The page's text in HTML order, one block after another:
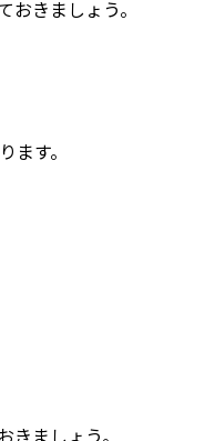
おきましょう。
ます。